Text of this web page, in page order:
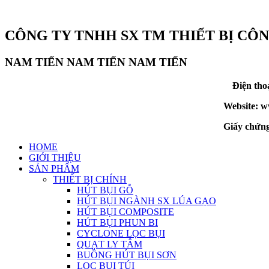
CÔNG TY TNHH SX TM THIẾT BỊ
NAM TIẾN NAM TIẾN NAM TIẾN
Điện
Website:
Giấy
HOME
GIỚI THIỆU
SẢN PHẨM
THIẾT BỊ CHÍNH
HÚT BỤI GỖ
HÚT BỤI NGÀNH SX LÚA GẠO
HÚT BỤI COMPOSITE
HÚT BỤI PHUN BI
CYCLONE LỌC BỤI
QUẠT LY TÂM
BUỒNG HÚT BỤI SƠN
LỌC BỤI TÚI